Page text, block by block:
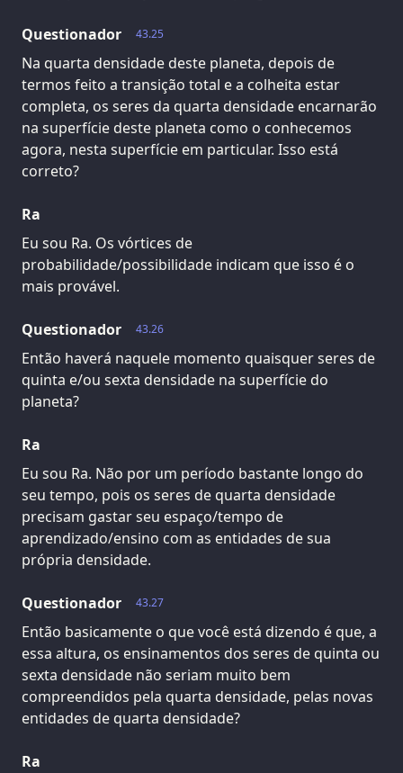
43.25
Questionador
Na quarta densidade deste planeta, depois de
termos feito a transição total e a colheita estar
completa, os seres da quarta densidade encarnarão
na superfície deste planeta como o conhecemos
agora, nesta superfície em particular. Isso está
correto?
Ra
Eu sou Ra. Os vórtices de
probabilidade/possibilidade indicam que isso é o
mais provável.
43.26
Questionador
Então haverá naquele momento quaisquer seres de
quinta e/ou sexta densidade na superfície do
planeta?
Ra
Eu sou Ra. Não por um período bastante longo do
seu tempo, pois os seres de quarta densidade
precisam gastar seu espaço/tempo de
aprendizado/ensino com as entidades de sua
própria densidade.
43.27
Questionador
Então basicamente o que você está dizendo é que, a
essa altura, os ensinamentos dos seres de quinta ou
sexta densidade não seriam muito bem
compreendidos pela quarta densidade, pelas novas
entidades de quarta densidade?
Ra